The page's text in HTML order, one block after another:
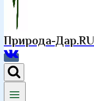
Природа-Дар.RU